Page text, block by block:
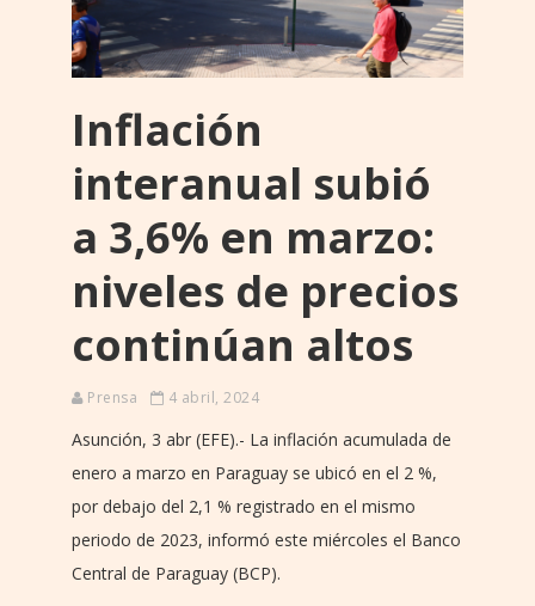
Inflación
interanual subió
a 3,6% en marzo:
niveles de precios
continúan altos
Prensa 4 abril, 2024
Asunción, 3 abr (EFE).- La inflación acumulada de
enero a marzo en Paraguay se ubicó en el 2 %,
por debajo del 2,1 % registrado en el mismo
periodo de 2023, informó este miércoles el Banco
Central de Paraguay (BCP).